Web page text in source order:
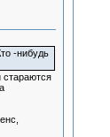
-нибудь
стараются